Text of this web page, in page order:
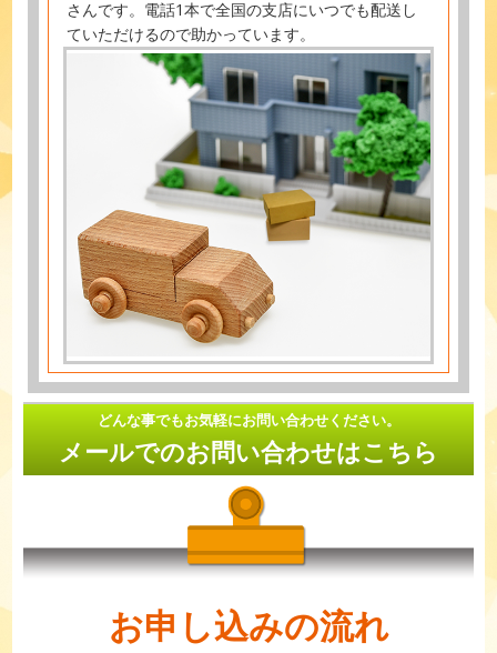
さんです。電話1本で全国の支店にいつでも配送し
ていただけるので助かっています。
どんな事でもお気軽にお問い合わせください。
メールでのお問い合わせはこちら
お申し込みの流れ